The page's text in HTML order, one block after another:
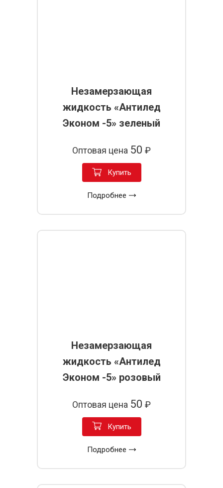
Незамерзающая
жидкость «Антилед
Эконом -5» зеленый
Оптовая цена 50 ₽
Купить
Подробнее
Незамерзающая
жидкость «Антилед
Эконом -5» розовый
Оптовая цена 50 ₽
Купить
Подробнее